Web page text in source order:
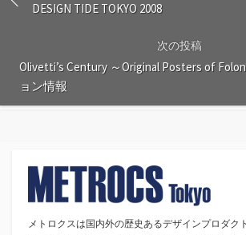
DESIGN TIDE TOKYO 2008
次の投稿
Olivetti’s Century ～Original Posters of
ョン情報
メトロクスは国内外の歴史あるデザインプロダク